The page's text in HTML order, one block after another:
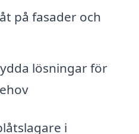
på fasader och
lösningar för
i